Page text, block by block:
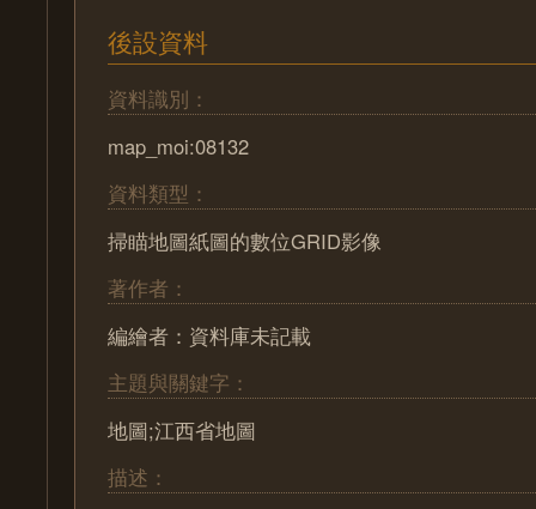
後設資料
資料識別：
map_moi:08132
資料類型：
掃瞄地圖紙圖的數位GRID影像
著作者：
編繪者：資料庫未記載
主題與關鍵字：
地圖;江西省地圖
描述：